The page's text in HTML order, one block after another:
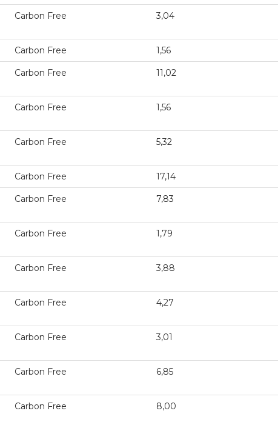
Carbon Free 3,04
Carbon Free 1,56
Carbon Free 11,02
Carbon Free 1,56
Carbon Free 5,32
Carbon Free 17,14
Carbon Free 7,83
Carbon Free 1,79
Carbon Free 3,88
Carbon Free 4,27
Carbon Free 3,01
Carbon Free 6,85
Carbon Free 8,00